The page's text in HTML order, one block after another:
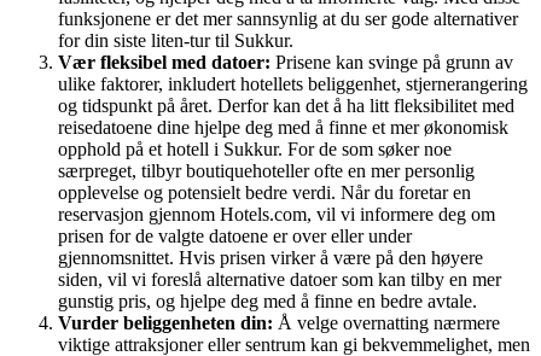
funksjonene er det mer sannsynlig at du ser gode alternativer
for din siste liten-tur til Sukkur.
Vær fleksibel med datoer: Prisene kan svinge på grunn av
ulike faktorer, inkludert hotellets beliggenhet, stjernerangering
og tidspunkt på året. Derfor kan det å ha litt fleksibilitet med
reisedatoene dine hjelpe deg med å finne et mer økonomisk
opphold på et hotell i Sukkur. For de som søker noe
særpreget, tilbyr boutiquehoteller ofte en mer personlig
opplevelse og potensielt bedre verdi. Når du foretar en
reservasjon gjennom Hotels.com, vil vi informere deg om
prisen for de valgte datoene er over eller under
gjennomsnittet. Hvis prisen virker å være på den høyere
siden, vil vi foreslå alternative datoer som kan tilby en mer
gunstig pris, og hjelpe deg med å finne en bedre avtale.
Vurder beliggenheten din: Å velge overnatting nærmere
viktige attraksjoner eller sentrum kan gi bekvemmelighet, men